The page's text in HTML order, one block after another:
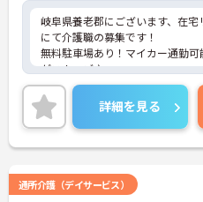
岐阜県養老郡にございます、在宅
にて介護職の募集です！
無料駐車場あり！マイカー通勤可
がスムーズ♪
また、育児休暇制度があります
ジに応じて長くお仕事を続けてい
◎
ご興味のある方は、マイナビ介
せください。
詳細を見る
通所介護（デイサービス）